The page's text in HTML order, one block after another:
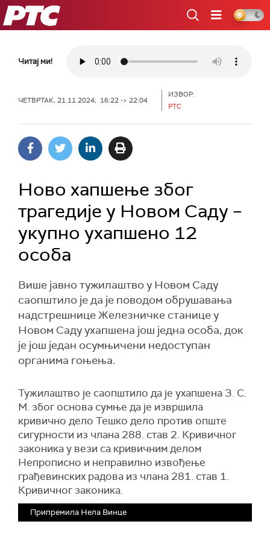
РТС
Читај ми!
ЧЕТВРТАК, 21.11.2024, 16:22 -> 22:04
ИЗВОР:
РТС
Ново хапшење због
трагедије у Новом Саду –
укупно ухапшено 12
особа
Више јавно тужилаштво у Новом Саду
саопштило је да је поводом обрушавања
надстрешнице Железничке станице у
Новом Саду ухапшена још једна особа, док
је још један осумњичени недоступан
органима гоњења.
Тужилаштво је саопштило да је ухапшена З. С.
М. због основа сумње да је извршила
кривично дело Тешко дело против опште
сигурности из члана 288. став 2. Кривичног
законика у вези са кривичним делом
Непрописно и неправилно извођење
грађевинских радова из члана 281. став 1.
Кривичног законика.
Припремила Нела Винце